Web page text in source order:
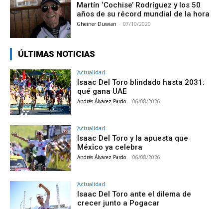
Martín ‘Cochise’ Rodríguez y los 50
años de su récord mundial de la hora
Gheiner Duwian - 07/10/2020
ÚLTIMAS NOTICIAS
Actualidad
Isaac Del Toro blindado hasta 2031:
qué gana UAE
Andrés Álvarez Pardo - 06/08/2026
Actualidad
Isaac Del Toro y la apuesta que
México ya celebra
Andrés Álvarez Pardo - 06/08/2026
Actualidad
Isaac Del Toro ante el dilema de
crecer junto a Pogacar